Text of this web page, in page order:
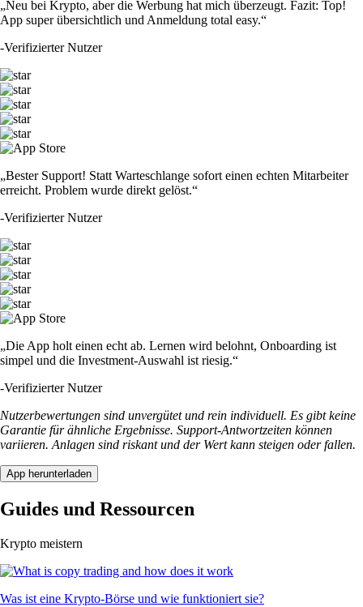
„Neu bei Krypto, aber die Werbung hat mich überzeugt. Fazit: Top!
App super übersichtlich und Anmeldung total easy.“
-Verifizierter Nutzer
„Bester Support! Statt Warteschlange sofort einen echten Mitarbeiter
erreicht. Problem wurde direkt gelöst.“
-Verifizierter Nutzer
„Die App holt einen echt ab. Lernen wird belohnt, Onboarding ist
simpel und die Investment-Auswahl ist riesig.“
-Verifizierter Nutzer
Nutzerbewertungen sind unvergütet und rein individuell. Es gibt keine
Garantie für ähnliche Ergebnisse. Support-Antwortzeiten können
variieren. Anlagen sind riskant und der Wert kann steigen oder fallen.
App herunterladen
Guides und Ressourcen
Krypto meistern
Was ist eine Krypto-Börse und wie funktioniert sie?